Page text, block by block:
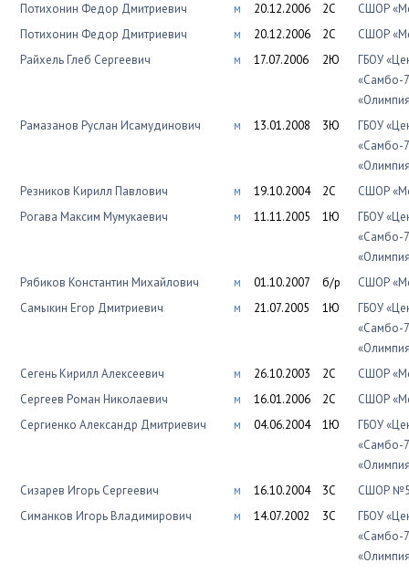
Потихонин Федор Дмитриевич
м 20.12.2006 2С
СШОР
Потихонин Федор Дмитриевич
м 20.12.2006 2С
СШОР
Райхель Глеб Сергеевич
м 17.07.2006 2Ю
ГБОУ
«Самбо-
Рамазанов Руслан Исамудинович
м 13.01.2008 3Ю
ГБОУ
«Самбо-
Резников Кирилл Павлович
м 19.10.2004 2С
СШОР
Рогава Максим Мумукаевич
м 11.11.2005 1Ю
ГБОУ
«Самбо-
Рябиков Константин Михайлович
м 01.10.2007 б/р
СШОР
Самыкин Егор Дмитриевич
м 21.07.2005 1Ю
ГБОУ
«Самбо-
Сегень Кирилл Алексеевич
м 26.10.2003 2С
СШОР
Сергеев Роман Николаевич
м 16.01.2006 2С
СШОР
Сергиенко Александр Дмитриевич
м 04.06.2004 1Ю
ГБОУ
«Самбо-
Сизарев Игорь Сергеевич
м 16.10.2004 3С
СШОР
Симанков Игорь Владимирович
м 14.07.2002 3С
ГБОУ
«Самбо-